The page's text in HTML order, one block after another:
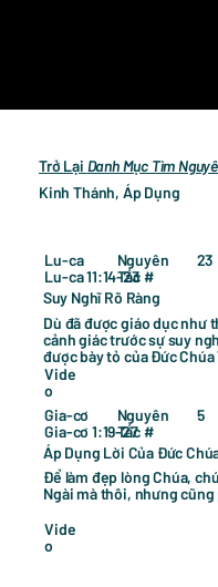
Trở Lại Danh Mục Tìm
Kinh Thánh, Áp Dụng
Lu-ca
Suy Nghĩ Rõ Ràng
Lu-ca 11:14-23
Nguyên
Tắc #
23
Dù đã được giáo dục như
cảnh giác trước sự suy
được bày tỏ của Đức Chúa
Vide
o
Gia-cơ
Áp Dụng Lời Của Đức
Gia-cơ 1:19-27
Nguyên
Tắc #
5
Để làm đẹp lòng Chúa,
Ngài mà thôi, nhưng
Vide
o